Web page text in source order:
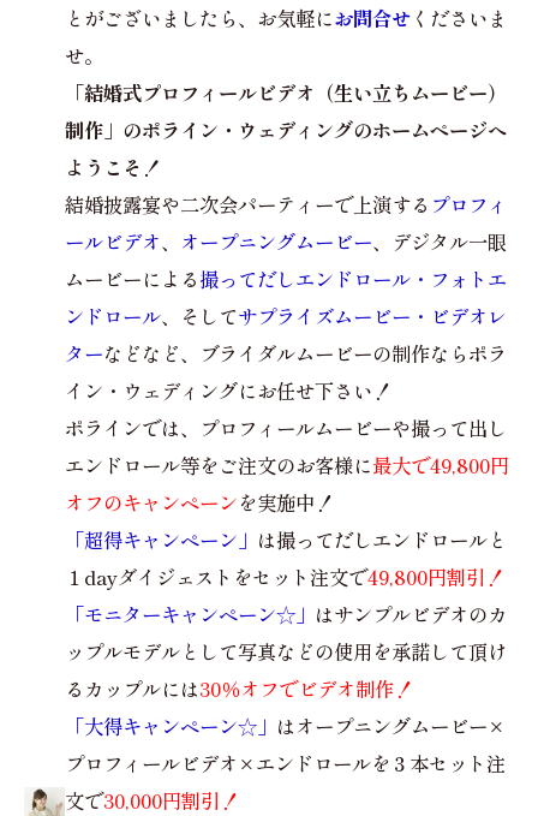
とがございましたら、お気軽にお問合せ くださいま
せ。
「結婚式プロフィールビデオ（生い立ちムービー）
制作」のポライン・ウェディングのホームページへ
ようこそ！
結婚披露宴や二次会パーティーで上演する プロフィ
ールビデオ、 オープニングムービー、デジタル一眼
ムービーによる撮ってだしエンドロール・フォトエ
ンドロール、そしてサプライズムービー・ビデオレ
ターなどなど、ブライダルムービーの制作ならポラ
イン・ウェディングにお任せ下さい！
ポラインでは、プロフィールムービーや撮って出し
エンドロール等をご注文のお客様に最大で49,800円
オフのキャンペーンを実施中！
「超得キャンペーン」 は撮ってだしエンドロールと
１dayダイジェストをセット注文で49,800円割引！
「モニターキャンペーン☆」 はサンプルビデオのカ
ップルモデルとして写真などの使用を承諾して頂け
るカップルには30％オフでビデオ制作！
「大得キャンペーン☆」 はオープニングムービー×
プロフィールビデオ×エンドロールを３本セット注
文で30,000円割引！